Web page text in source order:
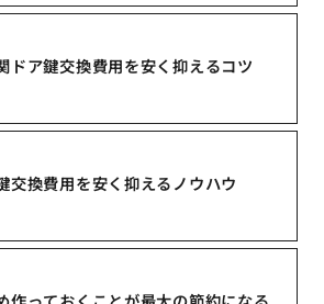
ドア鍵交換費用を安く抑えるコツ
交換費用を安く抑えるノウハウ